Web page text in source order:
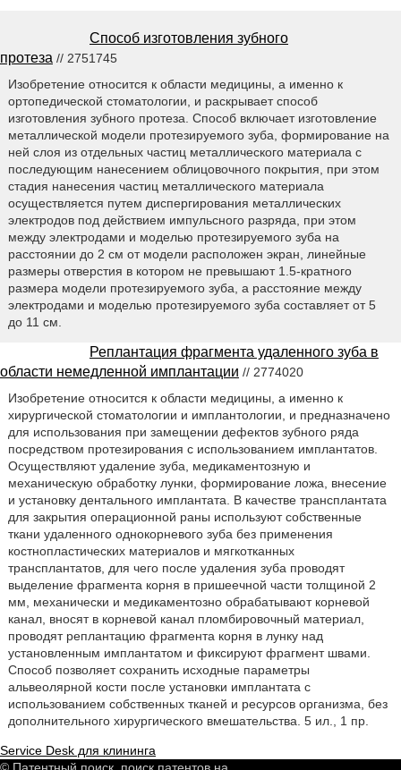
Способ изготовления зубного
протеза // 2751745
Изобретение относится к области медицины, а именно к
ортопедической стоматологии, и раскрывает способ
изготовления зубного протеза. Способ включает изготовление
металлической модели протезируемого зуба, формирование на
ней слоя из отдельных частиц металлического материала с
последующим нанесением облицовочного покрытия, при этом
стадия нанесения частиц металлического материала
осуществляется путем диспергирования металлических
электродов под действием импульсного разряда, при этом
между электродами и моделью протезируемого зуба на
расстоянии до 2 см от модели расположен экран, линейные
размеры отверстия в котором не превышают 1.5-кратного
размера модели протезируемого зуба, а расстояние между
электродами и моделью протезируемого зуба составляет от 5
до 11 см.
Реплантация фрагмента удаленного зуба в
области немедленной имплантации // 2774020
Изобретение относится к области медицины, а именно к
хирургической стоматологии и имплантологии, и предназначено
для использования при замещении дефектов зубного ряда
посредством протезирования с использованием имплантатов.
Осуществляют удаление зуба, медикаментозную и
механическую обработку лунки, формирование ложа, внесение
и установку дентального имплантата. В качестве трансплантата
для закрытия операционной раны используют собственные
ткани удаленного однокорневого зуба без применения
костнопластических материалов и мягкотканных
трансплантатов, для чего после удаления зуба проводят
выделение фрагмента корня в пришеечной части толщиной 2
мм, механически и медикаментозно обрабатывают корневой
канал, вносят в корневой канал пломбировочный материал,
проводят реплантацию фрагмента корня в лунку над
установленным имплантатом и фиксируют фрагмент швами.
Способ позволяет сохранить исходные параметры
альвеолярной кости после установки имплантата с
использованием собственных тканей и ресурсов организма, без
дополнительного хирургического вмешательства. 5 ил., 1 пр.
Service Desk для клининга